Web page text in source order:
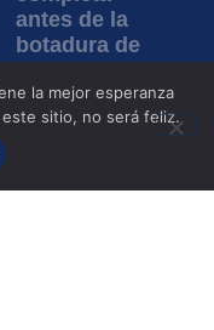
antes de la
botadura de
un ROV
Leer más »
aguas turbias:
la mejor esperanza
sitio, no será feliz.